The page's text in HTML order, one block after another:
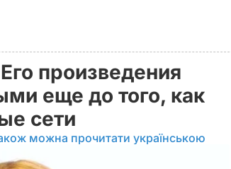
произведения
еще до того, как
сети
можна прочитати українською